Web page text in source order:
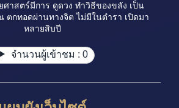
ศาสตร์มีการ ดูดวง ทำวิธีของขลัง เป็น
ตกทอดผ่านทางจิต ไม่มีในตำรา เปิดมา
หลายสิบปี
จำนวนผู้เข้าชม : 0